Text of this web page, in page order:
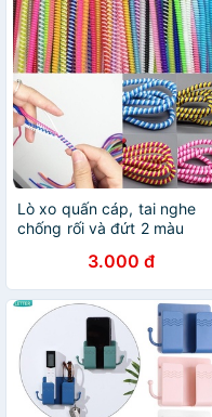
Lò xo quấn cáp, tai nghe
chống rối và đứt 2 màu
3.000 đ